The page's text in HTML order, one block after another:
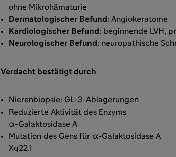
ohne Mikrohämaturie
Dermatologischer Befund : Angiokeratome
Kardiologischer Befund : beginnende LVH,
Neurologischer Befund : neuropathische
Verdacht bestätigt durch
Nierenbiopsie: GL-3-Ablagerungen
Reduzierte Aktivität des Enzyms
α-Galaktosidase A
Mutation des Gens für α-Galaktosidase A
Xq22.1